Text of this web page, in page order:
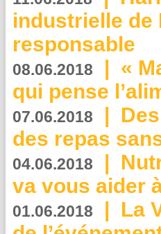
industrielle de
responsable
08.06.2018 | «
qui pense
07.06.2018 |
des repas
04.06.2018 |
va vous aider
01.06.2018 | La